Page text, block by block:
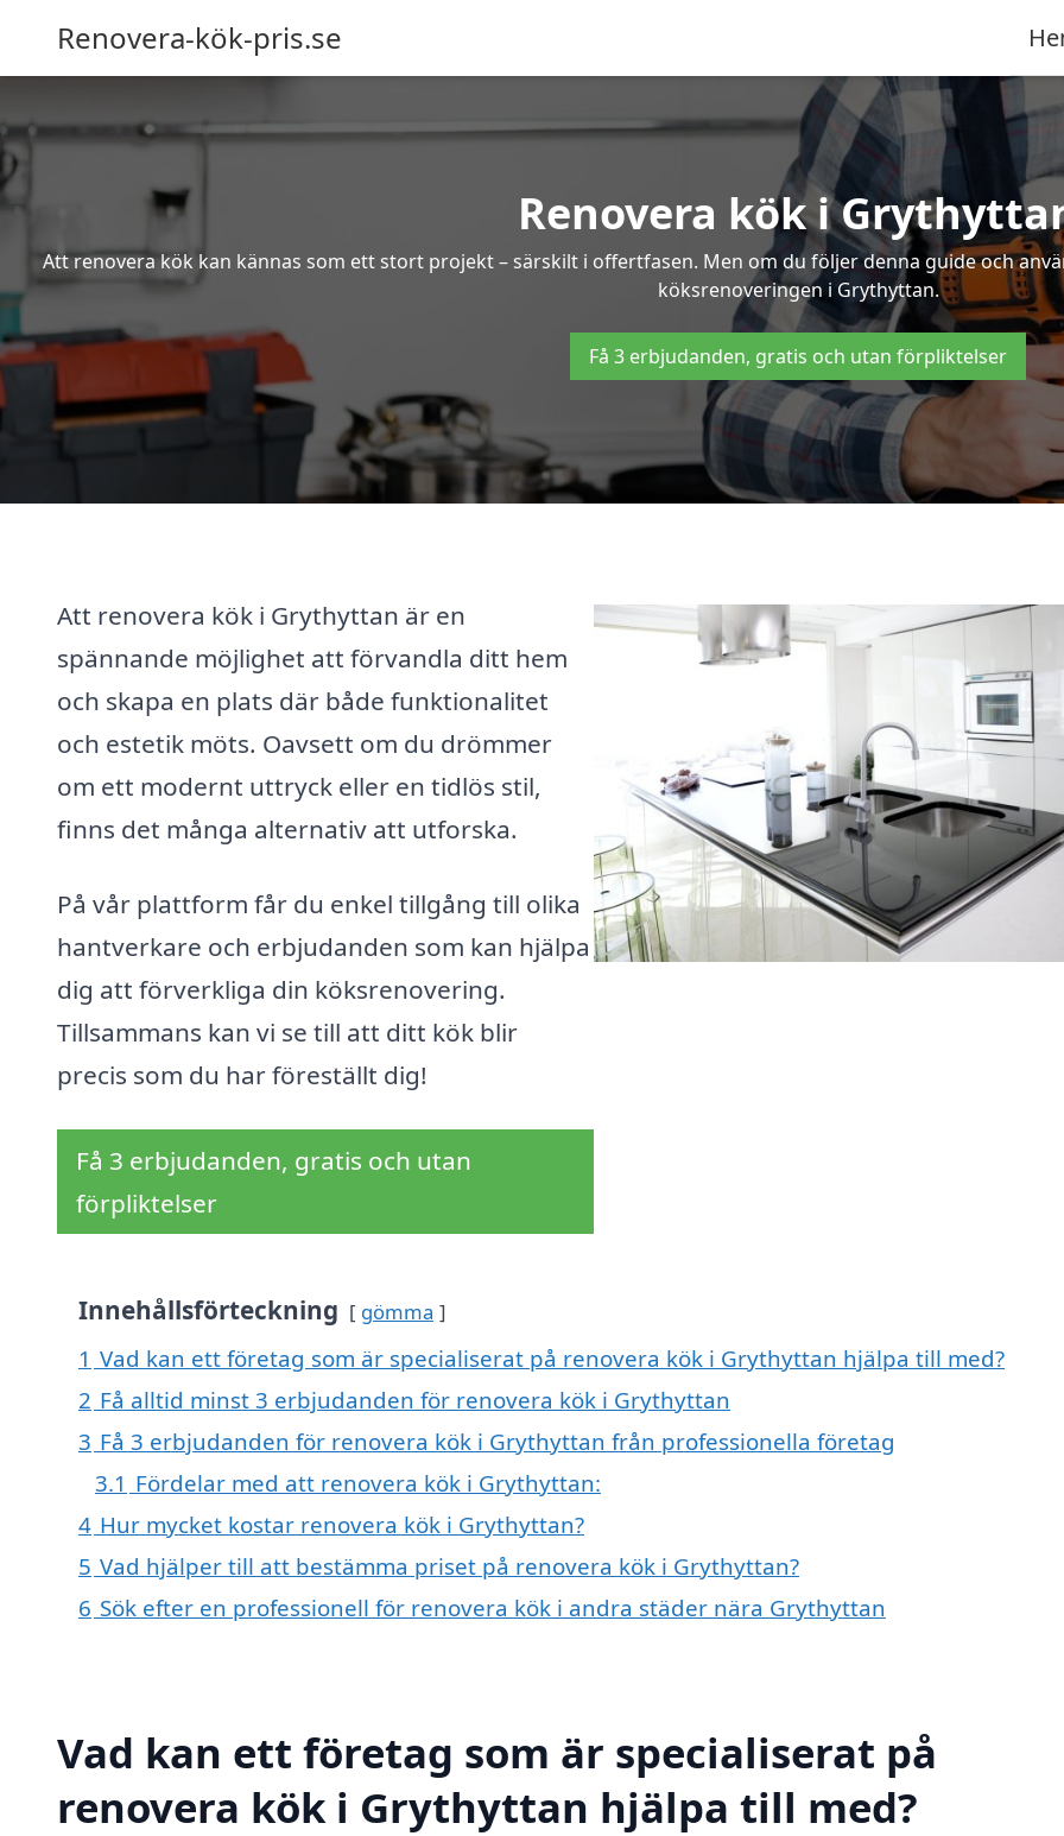
Renovera-kök-pris.se
Renovera kök i
Att renovera kök kan kännas som ett stort projekt – särskilt i offertfasen. Men om du följer denna guide och
köksrenoveringen i Grythyttan.
Få 3 erbjudanden, gratis och utan förpliktelser
Att renovera kök i Grythyttan är en
spännande möjlighet att förvandla ditt hem
och skapa en plats där både funktionalitet
och estetik möts. Oavsett om du drömmer
om ett modernt uttryck eller en tidlös stil,
finns det många alternativ att utforska.
På vår plattform får du enkel tillgång till olika
hantverkare och erbjudanden som kan hjälpa
dig att förverkliga din köksrenovering.
Tillsammans kan vi se till att ditt kök blir
precis som du har föreställt dig!
Få 3 erbjudanden, gratis och utan
förpliktelser
Innehållsförteckning gömma
1 Vad kan ett företag som är specialiserat på renovera kök i Grythyttan hjälpa till med?
2 Få alltid minst 3 erbjudanden för renovera kök i Grythyttan
3 Få 3 erbjudanden för renovera kök i Grythyttan från professionella företag
3.1 Fördelar med att renovera kök i Grythyttan:
4 Hur mycket kostar renovera kök i Grythyttan?
5 Vad hjälper till att bestämma priset på renovera kök i Grythyttan?
6 Sök efter en professionell för renovera kök i andra städer nära Grythyttan
Vad kan ett företag som är specialiserat på
renovera kök i Grythyttan hjälpa till med?